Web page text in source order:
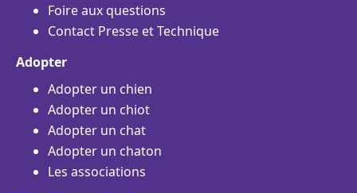
Foire aux questions
Contact Presse et Technique
Adopter
Adopter un chien
Adopter un chiot
Adopter un chat
Adopter un chaton
Les associations